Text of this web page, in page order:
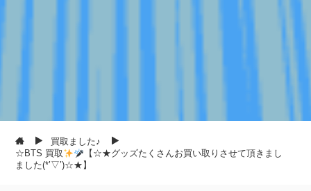
買取ました♪
☆BTS 買取
【☆★グッズたくさんお買い取りさせて頂きまし
ました(*’▽’)☆★】